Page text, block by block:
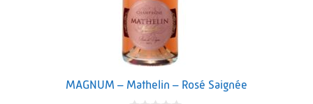
MAGNUM – Mathelin – Rosé Saignée